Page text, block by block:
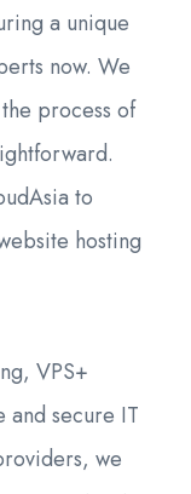
a unique
now. We
process of
to
hosting
VPS+
secure IT
we